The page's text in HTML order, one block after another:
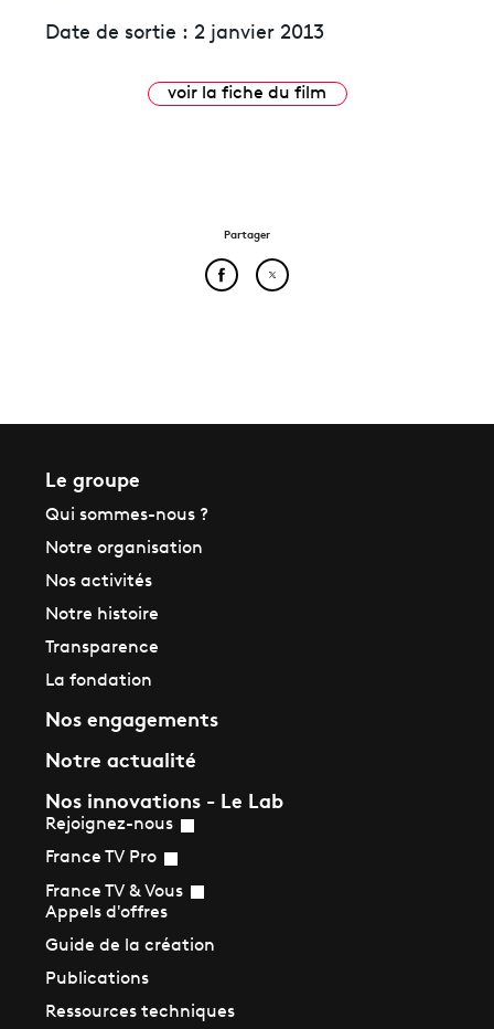
Date de sortie : 2 janvier 2013
voir la fiche du film
Partager
Partager cet article sur
Partager cet article sur
Le groupe
Qui sommes-nous ?
Notre organisation
Nos activités
Notre histoire
Transparence
La fondation
Nos engagements
Notre actualité
Nos innovations - Le Lab
Rejoignez-nous
France TV Pro
France TV & Vous
Appels d'offres
Guide de la création
Publications
Ressources techniques